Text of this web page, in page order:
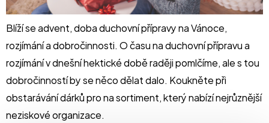
Blíží se advent, doba duchovní přípravy na Vánoce,
rozjímání a dobročinnosti. O času na duchovní přípravu a
rozjímání v dnešní hektické době raději pomlčíme, ale s tou
dobročinností by se něco dělat dalo. Koukněte při
obstarávání dárků pro na sortiment, který nabízí nejrůznější
neziskové organizace.